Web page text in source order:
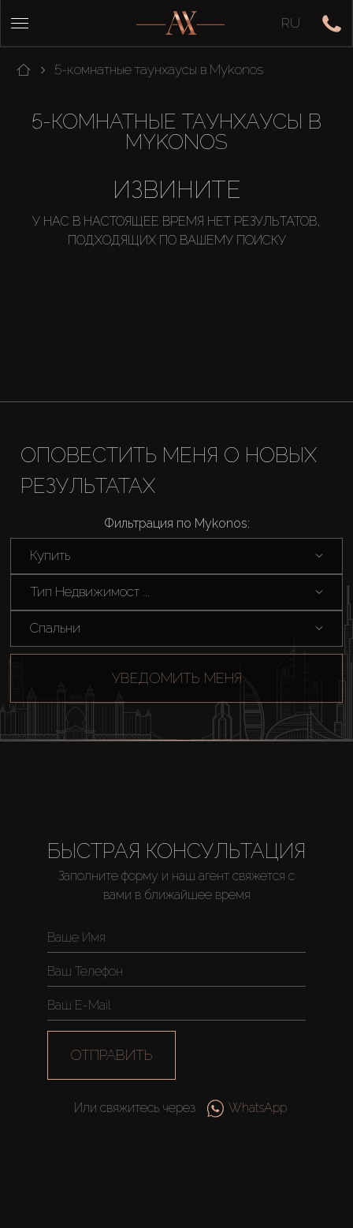
RU
5-комнатные таунхаусы в Mykonos
5-КОМНАТНЫЕ ТАУНХАУСЫ В
MYKONOS
ИЗВИНИТЕ
У НАС В НАСТОЯЩЕЕ ВРЕМЯ НЕТ РЕЗУЛЬТАТОВ,
ПОДХОДЯЩИХ ПО ВАШЕМУ ПОИСКУ
ОПОВЕСТИТЬ МЕНЯ О НОВЫХ
РЕЗУЛЬТАТАХ
Фильтрация по Mykonos:
Купить
Тип Недвижимост ...
Спальни
УВЕДОМИТЬ МЕНЯ
БЫСТРАЯ КОНСУЛЬТАЦИЯ
Заполните форму и наш агент свяжется с
вами в ближайшее время
ОТПРАВИТЬ
Или свяжитесь через WhatsApp